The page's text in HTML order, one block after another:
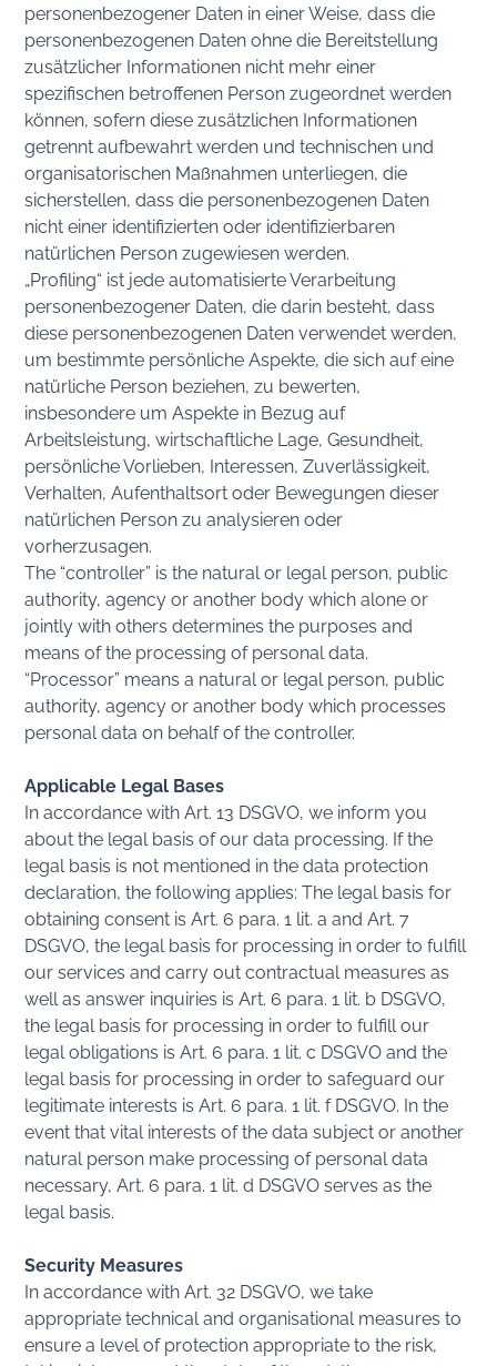
personenbezogener Daten in einer Weise, dass die
personenbezogenen Daten ohne die Bereitstellung
zusätzlicher Informationen nicht mehr einer
spezifischen betroffenen Person zugeordnet werden
können, sofern diese zusätzlichen Informationen
getrennt aufbewahrt werden und technischen und
organisatorischen Maßnahmen unterliegen, die
sicherstellen, dass die personenbezogenen Daten
nicht einer identifizierten oder identifizierbaren
natürlichen Person zugewiesen werden.
„Profiling“ ist jede automatisierte Verarbeitung
personenbezogener Daten, die darin besteht, dass
diese personenbezogenen Daten verwendet werden,
um bestimmte persönliche Aspekte, die sich auf eine
natürliche Person beziehen, zu bewerten,
insbesondere um Aspekte in Bezug auf
Arbeitsleistung, wirtschaftliche Lage, Gesundheit,
persönliche Vorlieben, Interessen, Zuverlässigkeit,
Verhalten, Aufenthaltsort oder Bewegungen dieser
natürlichen Person zu analysieren oder
vorherzusagen.
The “controller” is the natural or legal person, public
authority, agency or another body which alone or
jointly with others determines the purposes and
means of the processing of personal data.
“Processor” means a natural or legal person, public
authority, agency or another body which processes
personal data on behalf of the controller.
Applicable Legal Bases
In accordance with Art. 13 DSGVO, we inform you
about the legal basis of our data processing. If the
legal basis is not mentioned in the data protection
declaration, the following applies: The legal basis for
obtaining consent is Art. 6 para. 1 lit. a and Art. 7
DSGVO, the legal basis for processing in order to fulfill
our services and carry out contractual measures as
well as answer inquiries is Art. 6 para. 1 lit. b DSGVO,
the legal basis for processing in order to fulfill our
legal obligations is Art. 6 para. 1 lit. c DSGVO and the
legal basis for processing in order to safeguard our
legitimate interests is Art. 6 para. 1 lit. f DSGVO. In the
event that vital interests of the data subject or another
natural person make processing of personal data
necessary, Art. 6 para. 1 lit. d DSGVO serves as the
legal basis.
Security Measures
In accordance with Art. 32 DSGVO, we take
appropriate technical and organisational measures to
ensure a level of protection appropriate to the risk,